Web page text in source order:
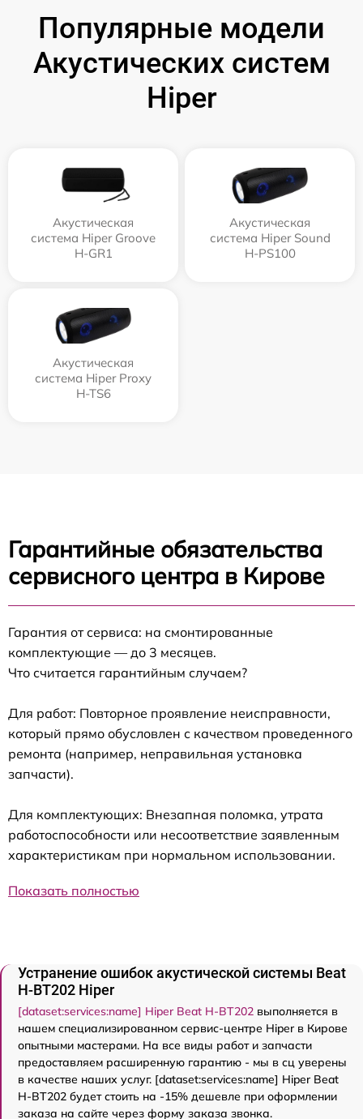
Популярные модели
Акустических систем
Hiper
Акустическая
система Hiper Groove
H-GR1
Акустическая
система Hiper Sound
H-PS100
Акустическая
система Hiper Proxy
H-TS6
Гарантийные обязательства
сервисного центра в Кирове
Гарантия от сервиса: на смонтированные
комплектующие — до 3 месяцев.
Что считается гарантийным случаем?
Для работ: Повторное проявление неисправности,
который прямо обусловлен с качеством проведенного
ремонта (например, неправильная установка
запчасти).
Для комплектующих: Внезапная поломка, утрата
работоспособности или несоответствие заявленным
характеристикам при нормальном использовании.
Показать полностью
Устранение ошибок акустической системы Beat
H-BT202 Hiper
[dataset:services:name] Hiper Beat H-BT202 выполняется в
нашем специализированном сервис-центре Hiper в Кирове
опытными мастерами. На все виды работ и запчасти
предоставляем расширенную гарантию - мы в сц уверены
в качестве наших услуг. [dataset:services:name] Hiper Beat
H-BT202 будет стоить на -15% дешевле при оформлении
заказа на сайте через форму заказа звонка.